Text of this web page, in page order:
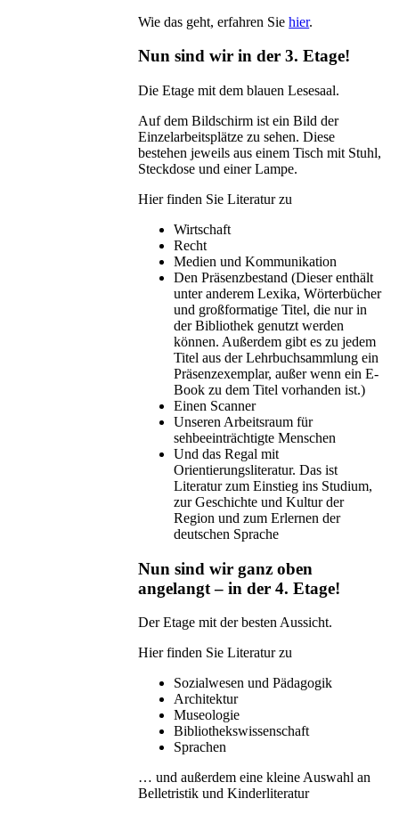
Wie das geht, erfahren Sie hier.
Nun sind wir in der 3. Etage!
Die Etage mit dem blauen Lesesaal.
Auf dem Bildschirm ist ein Bild der
Einzelarbeitsplätze zu sehen. Diese
bestehen jeweils aus einem Tisch mit Stuhl,
Steckdose und einer Lampe.
Hier finden Sie Literatur zu
Wirtschaft
Recht
Medien und Kommunikation
Den Präsenzbestand (Dieser enthält
unter anderem Lexika, Wörterbücher
und großformatige Titel, die nur in
der Bibliothek genutzt werden
können. Außerdem gibt es zu jedem
Titel aus der Lehrbuchsammlung ein
Präsenzexemplar, außer wenn ein E-
Book zu dem Titel vorhanden ist.)
Einen Scanner
Unseren Arbeitsraum für
sehbeeinträchtigte Menschen
Und das Regal mit
Orientierungsliteratur. Das ist
Literatur zum Einstieg ins Studium,
zur Geschichte und Kultur der
Region und zum Erlernen der
deutschen Sprache
Nun sind wir ganz oben
angelangt – in der 4. Etage!
Der Etage mit der besten Aussicht.
Hier finden Sie Literatur zu
Sozialwesen und Pädagogik
Architektur
Museologie
Bibliothekswissenschaft
Sprachen
… und außerdem eine kleine Auswahl an
Belletristik und Kinderliteratur